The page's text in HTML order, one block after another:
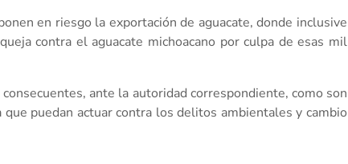
en riesgo la exportación de aguacate, donde inclusive
contra el aguacate michoacano por culpa de esas mil
ante la autoridad correspondiente, como son
que puedan actuar contra los delitos ambientales y cambio